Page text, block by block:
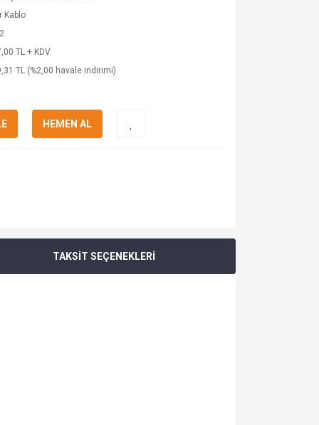
Kablo
TL + KDV
TL (%2,00 havale indirimi)
HEMEN AL
TAKSİT SEÇENEKLERİ